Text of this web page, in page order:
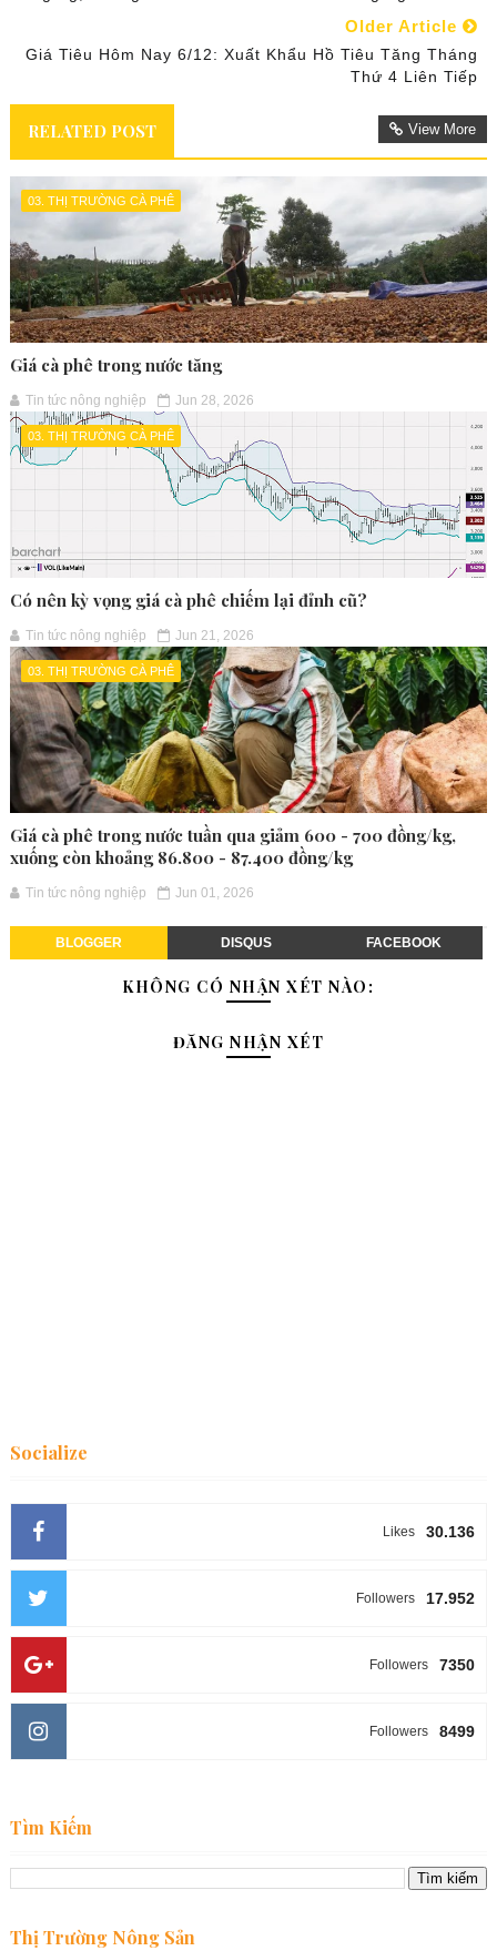
Older Article
Giá Tiêu Hôm Nay 6/12: Xuất Khẩu Hồ Tiêu Tăng Tháng
Thứ 4 Liên Tiếp
RELATED POST View More
03. THỊ TRƯỜNG CÀ PHÊ
Giá cà phê trong nước tăng
Tin tức nông nghiệp Jun 28, 2026
03. THỊ TRƯỜNG CÀ PHÊ
Có nên kỳ vọng giá cà phê chiếm lại đỉnh cũ?
Tin tức nông nghiệp Jun 21, 2026
03. THỊ TRƯỜNG CÀ PHÊ
Giá cà phê trong nước tuần qua giảm 600 - 700 đồng/kg,
xuống còn khoảng 86.800 - 87.400 đồng/kg
Tin tức nông nghiệp Jun 01, 2026
BLOGGER DISQUS FACEBOOK
KHÔNG CÓ NHẬN XÉT NÀO:
ĐĂNG NHẬN XÉT
Socialize
30.136
Likes
17.952
Followers
7350
Followers
8499
Followers
Tìm Kiếm
Thị Trường Nông Sản